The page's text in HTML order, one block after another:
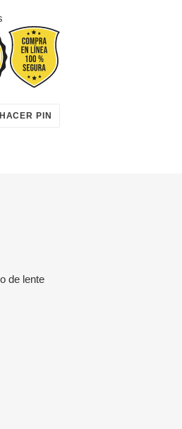
HACER PIN
de lente